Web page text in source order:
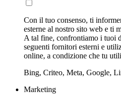
Con il tuo consenso, ti
esterne al nostro sito web e ti
A tal fine, confrontiamo i tuoi
seguenti fornitori esterni e
online, a condizione che tu
Bing, Criteo, Meta, Google,
Marketing